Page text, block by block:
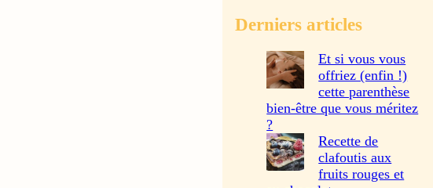
Derniers articles
Et si vous vous
offriez (enfin !)
cette parenthèse
bien-être que vous méritez
?
Recette de
clafoutis aux
fruits rouges et